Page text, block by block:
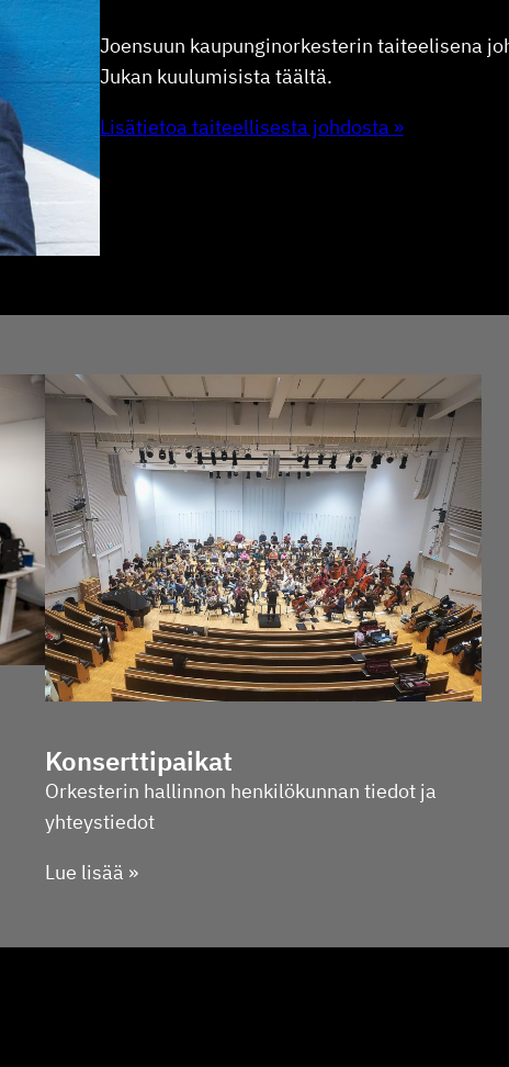
Joensuun kaupun­gi­nor­kes­terin taitee­li­sena
Jukan kuulu­mi­sista täältä.
Lisätietoa taiteel­li­sesta johdosta »
Konsert­ti­paikat
Orkes­terin hallinnon henki­lö­kunnan tiedot ja
yhteystiedot
Lue lisää »